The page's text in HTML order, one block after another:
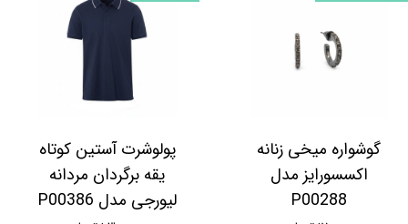
گوشواره میخی زنانه
اکسسورایز مدل
P00288
پولوشرت آستین کوتاه
یقه برگردان مردانه
لیورجی مدل P00386